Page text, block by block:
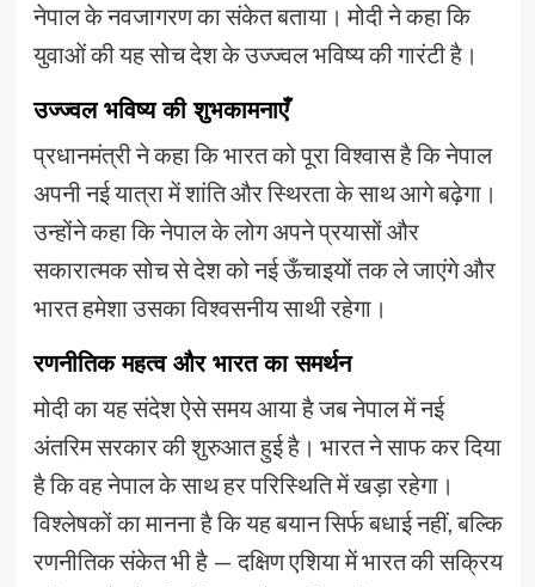
नेपाल के नवजागरण का संकेत बताया। मोदी ने कहा कि
युवाओं की यह सोच देश के उज्ज्वल भविष्य की गारंटी है।
उज्ज्वल भविष्य की शुभकामनाएँ
प्रधानमंत्री ने कहा कि भारत को पूरा विश्वास है कि नेपाल
अपनी नई यात्रा में शांति और स्थिरता के साथ आगे बढ़ेगा।
उन्होंने कहा कि नेपाल के लोग अपने प्रयासों और
सकारात्मक सोच से देश को नई ऊँचाइयों तक ले जाएंगे और
भारत हमेशा उसका विश्वसनीय साथी रहेगा।
रणनीतिक महत्व और भारत का समर्थन
मोदी का यह संदेश ऐसे समय आया है जब नेपाल में नई
अंतरिम सरकार की शुरुआत हुई है। भारत ने साफ कर दिया
है कि वह नेपाल के साथ हर परिस्थिति में खड़ा रहेगा।
विश्लेषकों का मानना है कि यह बयान सिर्फ बधाई नहीं, बल्कि
रणनीतिक संकेत भी है — दक्षिण एशिया में भारत की सक्रिय